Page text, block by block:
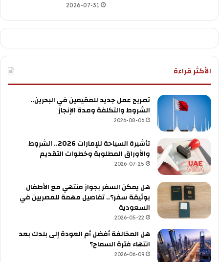
2026-07-31
الأكثر قراءة
تصريح عمل جديد للمقيمين في البحرين..
الشروط والتكلفة ومدة الإنجاز
2026-08-06
تأشيرة السياحة للإمارات 2026.. الشروط
والأوراق المطلوبة وخطوات التقديم
2026-07-25
هل يمكن السفر بجواز منتهي مع الأطفال
بوثيقة سفر؟.. تفاصيل مهمة للمصريين في
السعودية
2026-05-22
هل المخالفة أفضل أم العودة إلى بلدك بعد
انتهاء فترة السماح؟
2026-06-09